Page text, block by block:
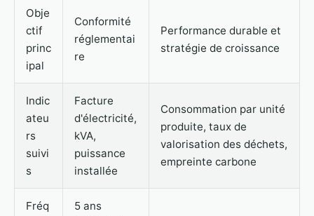
Obje
ctif
princ
ipal
Conformité
réglementai
re
Performance durable et
stratégie de croissance
Indic
ateu
rs
suivi
s
Facture
d'électricité,
kVA,
puissance
installée
Consommation par unité
produite, taux de
valorisation des déchets,
empreinte carbone
Fréq
5 ans